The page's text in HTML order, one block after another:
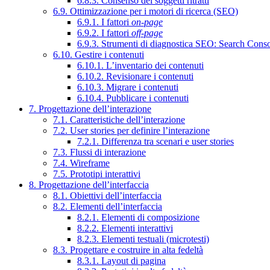
6.9. Ottimizzazione per i motori di ricerca (SEO)
6.9.1. I fattori on-page
6.9.2. I fattori off-page
6.9.3. Strumenti di diagnostica SEO: Search
6.10. Gestire i contenuti
6.10.1. L’inventario dei contenuti
6.10.2. Revisionare i contenuti
6.10.3. Migrare i contenuti
6.10.4. Pubblicare i contenuti
7. Progettazione dell’interazione
7.1. Caratteristiche dell’interazione
7.2. User stories per definire l’interazione
7.2.1. Differenza tra scenari e user stories
7.3. Flussi di interazione
7.4. Wireframe
7.5. Prototipi interattivi
8. Progettazione dell’interfaccia
8.1. Obiettivi dell’interfaccia
8.2. Elementi dell’interfaccia
8.2.1. Elementi di composizione
8.2.2. Elementi interattivi
8.2.3. Elementi testuali (microtesti)
8.3. Progettare e costruire in alta fedeltà
8.3.1. Layout di pagina